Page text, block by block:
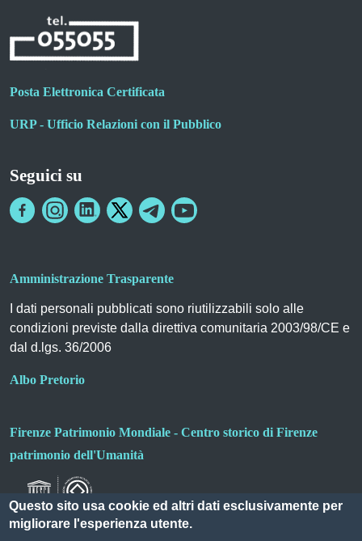
Posta Elettronica Certificata
URP - Ufficio Relazioni con il Pubblico
Seguici su
Amministrazione Trasparente
I dati personali pubblicati sono riutilizzabili solo alle
condizioni previste dalla direttiva comunitaria 2003/98/CE e
dal d.lgs. 36/2006
Albo Pretorio
Firenze Patrimonio Mondiale - Centro storico di Firenze
patrimonio dell'Umanità
Questo sito usa cookie ed altri dati esclusivamente per
migliorare l'esperienza utente.